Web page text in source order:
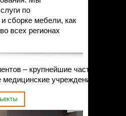
по
и сборке мебели, как
всех регионах
– крупнейшие частные и
медицинские учреждения страны.